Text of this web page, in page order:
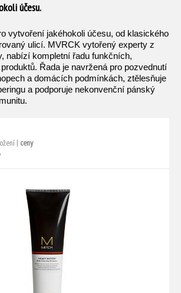
účesu.
vytvoření jakéhokoli účesu, od klasického
ulicí. MVRCK vytořený experty z
nabízí kompletní řadu funkčních,
Řada je navržená pro pozvednutí
a domácích podmínkách, ztělesňuje
a podporuje nekonvenční pánský
| ceny